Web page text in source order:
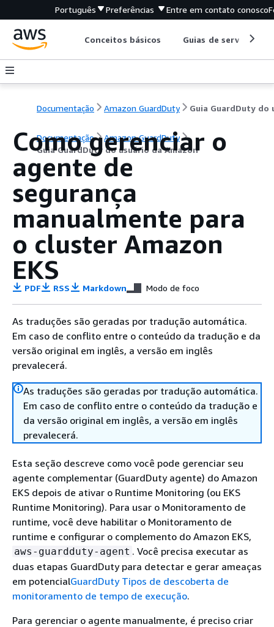
Português Preferências Entre em contato conosco
Conceitos básicos Guias de serviço
Documentação Amazon GuardDuty
Documentação
Amazon GuardDuty
Guia GuardDuty do usuário da Amazon
Como gerenciar o
agente de
segurança
manualmente para
o cluster Amazon
EKS
PDF RSS Markdown Modo de foco
As traduções são geradas por tradução automática.
Em caso de conflito entre o conteúdo da tradução e da
versão original em inglês, a versão em inglês
prevalecerá.
As traduções são geradas por tradução automática.
Em caso de conflito entre o conteúdo da tradução e
da versão original em inglês, a versão em inglês
prevalecerá.
Esta seção descreve como você pode gerenciar seu
agente complementar (GuardDuty agente) do Amazon
EKS depois de ativar o Runtime Monitoring (ou EKS
Runtime Monitoring). Para usar o Monitoramento de
runtime, você deve habilitar o Monitoramento de
runtime e configurar o complemento do Amazon EKS,
aws-guardduty-agent . Você precisa executar as
duas etapas GuardDuty para detectar e gerar ameaças
em potencialGuardDuty Tipos de descoberta de
monitoramento de tempo de execução.
Para gerenciar o agente manualmente, é preciso criar